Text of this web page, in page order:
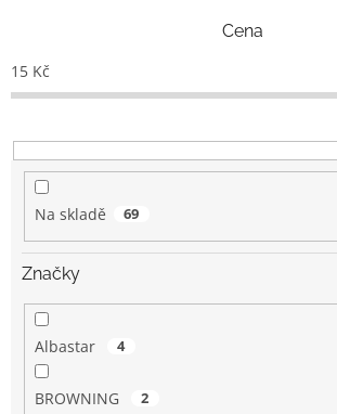
p
r
o
u
Cena
15 Kč
Na skladě 69
Značky
Albastar 4
BROWNING 2